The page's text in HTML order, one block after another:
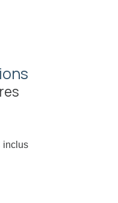
inclus